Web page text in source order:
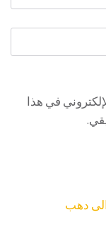
في هذا
دهب